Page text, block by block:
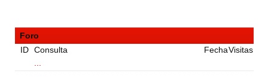
Foro
ID Consulta FechaVisitas